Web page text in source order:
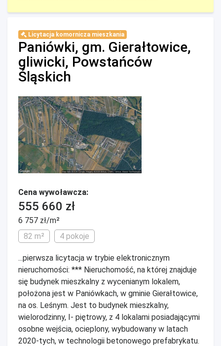
Licytacja komornicza mieszkania
Paniówki, gm. Gierałtowice,
gliwicki, Powstańców
Śląskich
Cena wywoławcza:
555 660 zł
6 757 zł/m²
82 m²
4 pokoje
...pierwsza licytacja w trybie elektronicznym
nieruchomości: *** Nieruchomość, na której znajduje
się budynek mieszkalny z wycenianym lokalem,
położona jest w Paniówkach, w gminie Gierałtowice,
na os. Leśnym. Jest to budynek mieszkalny,
wielorodzinny, I- piętrowy, z 4 lokalami posiadającymi
osobne wejścia, ocieplony, wybudowany w latach
2020-tych, w technologii betonowego prefabrykatu.